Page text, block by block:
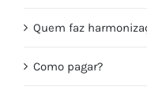
Quem faz
Como pagar?